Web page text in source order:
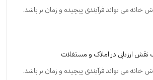
خانه می تواند فرآیندی پیچیده و زمان بر باشد.
نقش ارزیابی در املاک و مستغلات
خانه می تواند فرآیندی پیچیده و زمان بر باشد.